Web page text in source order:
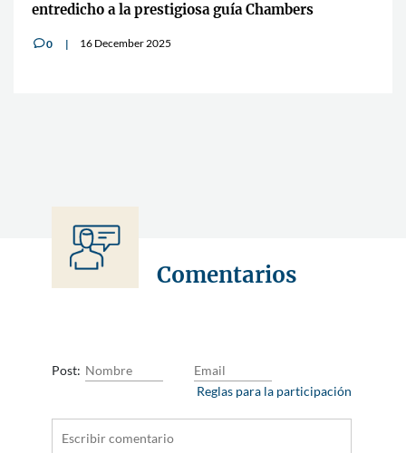
entredicho a la prestigiosa guía Chambers
v0 16 December 2025
Comentarios
Post:
Reglas para la participación